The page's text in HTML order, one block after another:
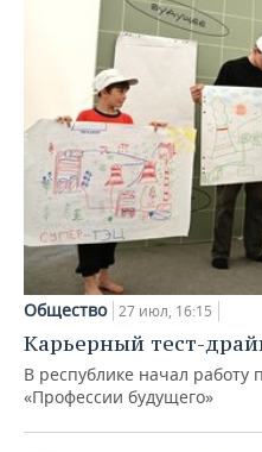
Общество 27 июл, 16:15
Карьерный тест-
В республике начал
«Профессии будущего»